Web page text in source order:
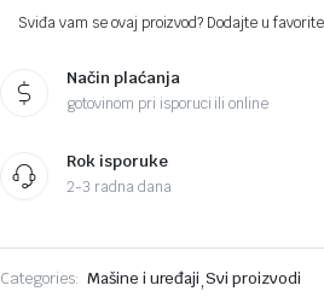
Sviđa vam se ovaj proizvod? Dodajte u
Način plaćanja
gotovinom pri isporuci ili online
Rok isporuke
2-3 radna dana
Categories: Mašine i uređaji,Svi proizvodi